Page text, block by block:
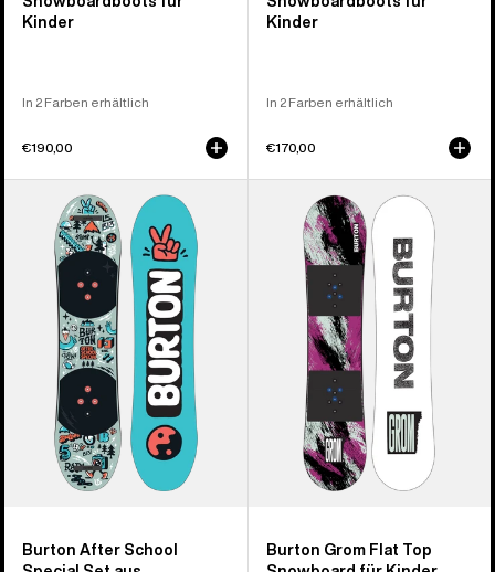
Kinder
In 2 Farben erhältlich
€190,00
Kinder
In 2 Farben erhältlich
€170,00
School
Special
Snowboard
Bindung
Kinder
Burton After School
Snowboard
Burton Grom Flat Top